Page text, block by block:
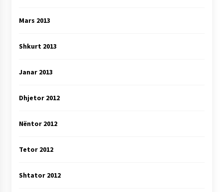
Mars 2013
Shkurt 2013
Janar 2013
Dhjetor 2012
Nëntor 2012
Tetor 2012
Shtator 2012